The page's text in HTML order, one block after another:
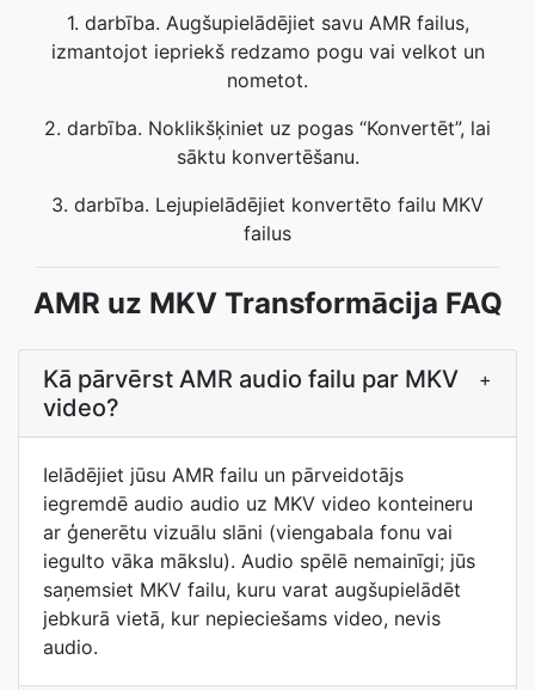
1. darbība. Augšupielādējiet savu AMR failus,
izmantojot iepriekš redzamo pogu vai velkot un
nometot.
2. darbība. Noklikšķiniet uz pogas “Konvertēt”, lai
sāktu konvertēšanu.
3. darbība. Lejupielādējiet konvertēto failu MKV
failus
AMR uz MKV Transformācija FAQ
Kā pārvērst AMR audio failu par MKV
video?
+
Ielādējiet jūsu AMR failu un pārveidotājs
iegremdē audio audio uz MKV video konteineru
ar ģenerētu vizuālu slāni (viengabala fonu vai
iegulto vāka mākslu). Audio spēlē nemainīgi; jūs
saņemsiet MKV failu, kuru varat augšupielādēt
jebkurā vietā, kur nepieciešams video, nevis
audio.